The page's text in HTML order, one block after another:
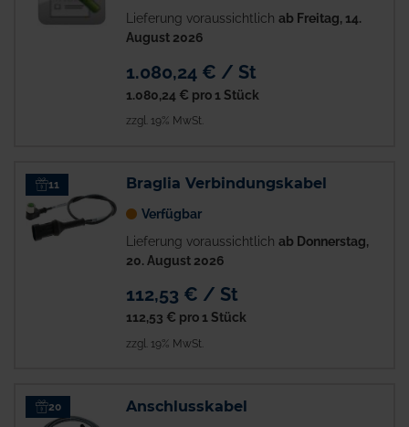
Lieferung voraussichtlich ab Freitag, 14.
August 2026
1.080,24 € / St
1.080,24 € pro 1 Stück
zzgl. 19% MwSt.
11 Braglia Verbindungskabel
Verfügbar
Lieferung voraussichtlich ab Donnerstag,
20. August 2026
112,53 € / St
112,53 € pro 1 Stück
zzgl. 19% MwSt.
20 Anschlusskabel